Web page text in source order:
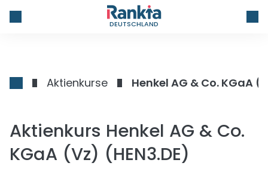
DEUTSCHLAND
Aktienkurse Henkel AG & Co. KGaA
Aktienkurs Henkel AG & Co.
KGaA (Vz) (HEN3.DE)